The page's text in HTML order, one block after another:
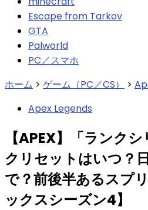
Escape from Tarkov
GTA
Palworld
PC／スマホ
ホーム > ゲーム（PC／CS） >
Apex Legends
【APEX】「ランク
クリセットはいつ？
で？前後半あるスプ
ックスシーズン4】